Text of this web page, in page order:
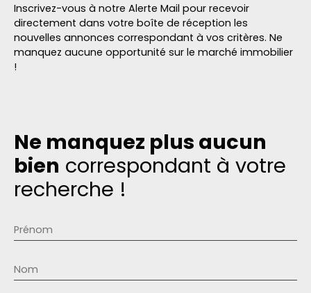
Inscrivez-vous à notre Alerte Mail pour recevoir
directement dans votre boîte de réception les
nouvelles annonces correspondant à vos critères. Ne
manquez aucune opportunité sur le marché immobilier
!
Ne manquez plus aucun
bien correspondant à votre
recherche !
Prénom
Nom